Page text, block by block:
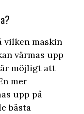
vilken maskin
värmas upp
möjligt att
mer
upp på
bästa